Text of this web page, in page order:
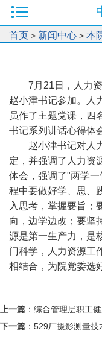
首页 > 新闻中心 > 本
7月21日，人力
赵小津书记参加。人
员作了主题党课，四
书记系列讲话心得体
赵小津书记对人
定，并强调了人力资
体会，强调了"两学
程中要做好学、思、
入思考，掌握要旨；
向，边学边改；要坚
源是第一生产力，是
门科学，人力资源工
相结合，为院党委选
上一篇 ： 综合管理层职工
下一篇 ： 529厂摄影测量技